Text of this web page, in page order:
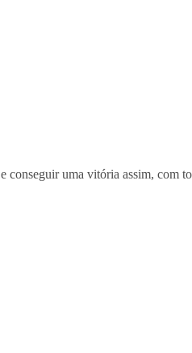
conseguir uma vitória assim, com